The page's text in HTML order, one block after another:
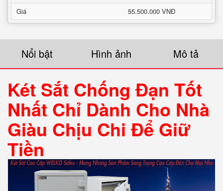
Giá
55.500.000 VNĐ
Nổi bật Hình ảnh Mô tả
Két Sắt Chống Đạn Tốt
Nhất Chỉ Dành Cho Nhà
Giàu Chịu Chi Để Giữ
Tiền